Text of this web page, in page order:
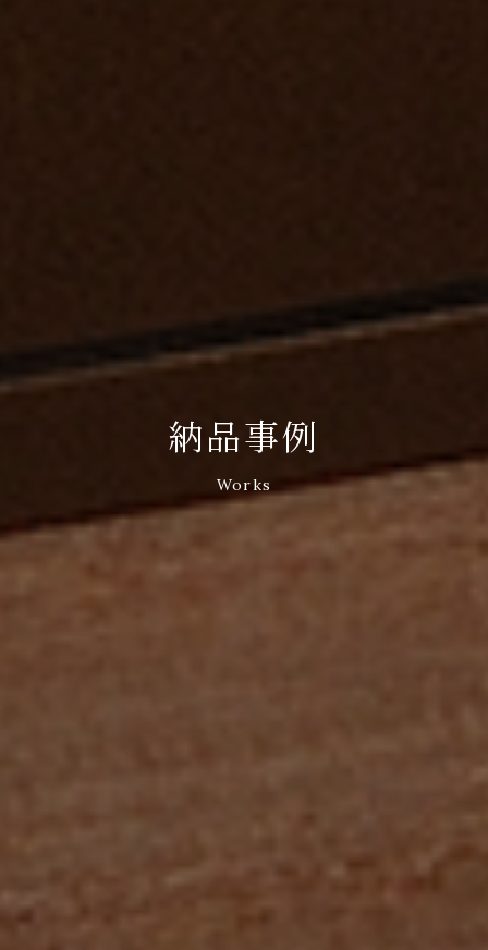
納品事例
Works